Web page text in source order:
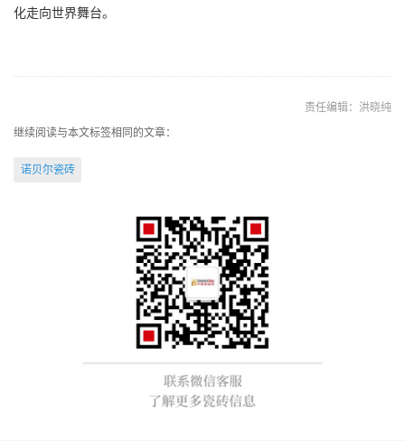
化走向世界舞台。
责任编辑：洪晓纯
继续阅读与本文标签相同的文章：
诺贝尔瓷砖